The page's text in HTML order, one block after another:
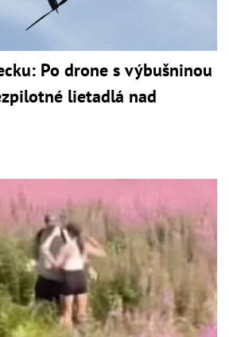
Po drone s výbušninou
lietadlá nad